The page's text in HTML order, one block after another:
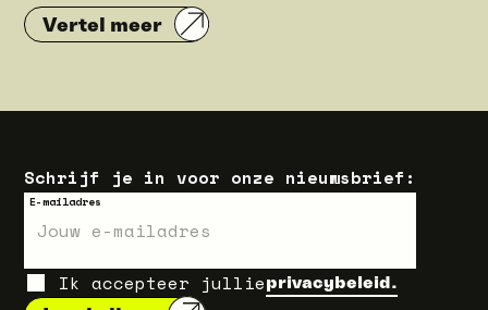
Vertel meer
Schrijf je in voor onze nieuwsbrief:
E-mailadres
Ik accepteer jullieprivacybeleid.